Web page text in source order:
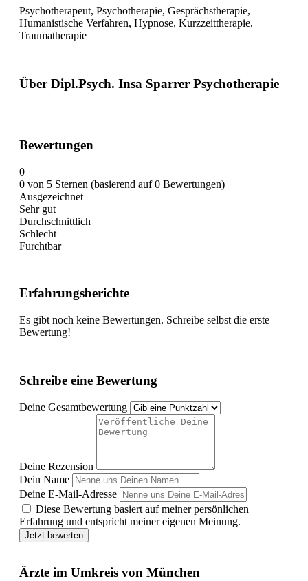
Psychotherapeut, Psychotherapie, Gesprächstherapie,
Humanistische Verfahren, Hypnose, Kurzzeittherapie,
Traumatherapie
Über Dipl.Psych. Insa Sparrer Psychotherapie
Bewertungen
0
0 von 5 Sternen (basierend auf 0 Bewertungen)
Ausgezeichnet
Sehr gut
Durchschnittlich
Schlecht
Furchtbar
Erfahrungsberichte
Es gibt noch keine Bewertungen. Schreibe selbst die erste
Bewertung!
Schreibe eine Bewertung
Deine Gesamtbewertung
Deine Rezension
Dein Name
Deine E-Mail-Adresse
Diese Bewertung basiert auf meiner persönlichen
Erfahrung und entspricht meiner eigenen Meinung.
Jetzt bewerten
Ärzte im Umkreis von München